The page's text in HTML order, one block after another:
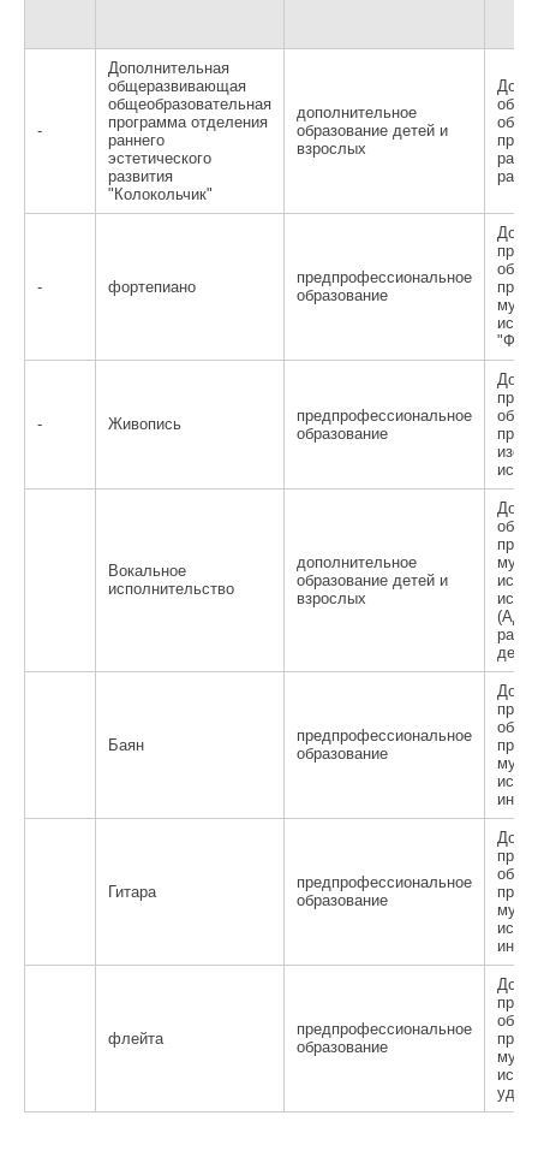
-
Дополнительная
общеразвивающая
общеобразовательная
программа отделения
раннего
эстетического
развития
"Колокольчик"
дополнительное
образование детей и
взрослых
- фортепиано
предпрофессиональное
образование
- Живопись
предпрофессиональное
образование
Вокальное
исполнительство
дополнительное
образование детей и
взрослых
Баян
предпрофессиональное
образование
Гитара
предпрофессиональное
образование
флейта
предпрофессиональное
образование